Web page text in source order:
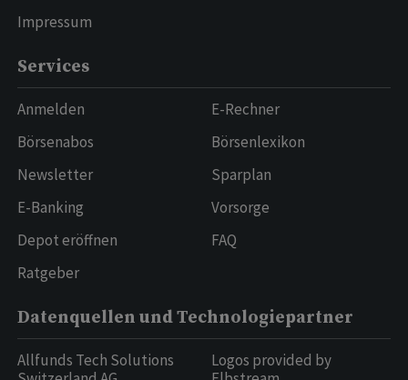
Impressum
Services
Anmelden
Börsenabos
Newsletter
E-Banking
Depot eröffnen
Ratgeber
E-Rechner
Börsenlexikon
Sparplan
Vorsorge
FAQ
Datenquellen und Technologiepartner
Allfunds Tech Solutions
Logos provided by